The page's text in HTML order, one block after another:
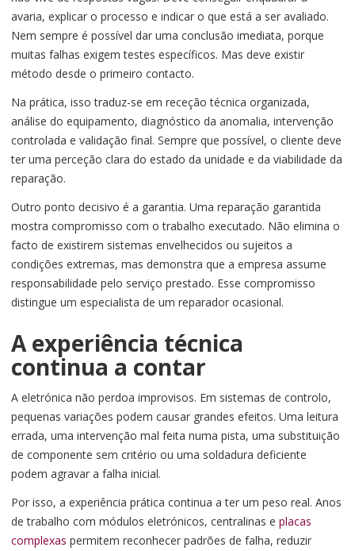
avaria, explicar o processo e indicar o que está a ser avaliado.
Nem sempre é possível dar uma conclusão imediata, porque
muitas falhas exigem testes específicos. Mas deve existir
método desde o primeiro contacto.
Na prática, isso traduz-se em receção técnica organizada,
análise do equipamento, diagnóstico da anomalia, intervenção
controlada e validação final. Sempre que possível, o cliente deve
ter uma perceção clara do estado da unidade e da viabilidade da
reparação.
Outro ponto decisivo é a garantia. Uma reparação garantida
mostra compromisso com o trabalho executado. Não elimina o
facto de existirem sistemas envelhecidos ou sujeitos a
condições extremas, mas demonstra que a empresa assume
responsabilidade pelo serviço prestado. Esse compromisso
distingue um especialista de um reparador ocasional.
A experiência técnica
continua a contar
A eletrónica não perdoa improvisos. Em sistemas de controlo,
pequenas variações podem causar grandes efeitos. Uma leitura
errada, uma intervenção mal feita numa pista, uma substituição
de componente sem critério ou uma soldadura deficiente
podem agravar a falha inicial.
Por isso, a experiência prática continua a ter um peso real. Anos
de trabalho com módulos eletrónicos, centralinas e placas
complexas permitem reconhecer padrões de falha, reduzir